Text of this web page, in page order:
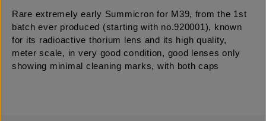
Rare extremely early Summicron for M39, from the 1st
batch ever produced (starting with no.920001), known
for its radioactive thorium lens and its high quality,
meter scale, in very good condition, good lenses only
showing minimal cleaning marks, with both caps